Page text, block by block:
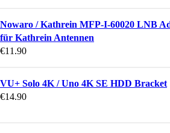
Nowaro / Kathrein MFP-I-60020 LNB
für Kathrein Antennen
€11.90
VU+ Solo 4K / Uno 4K SE HDD Bracket
€14.90